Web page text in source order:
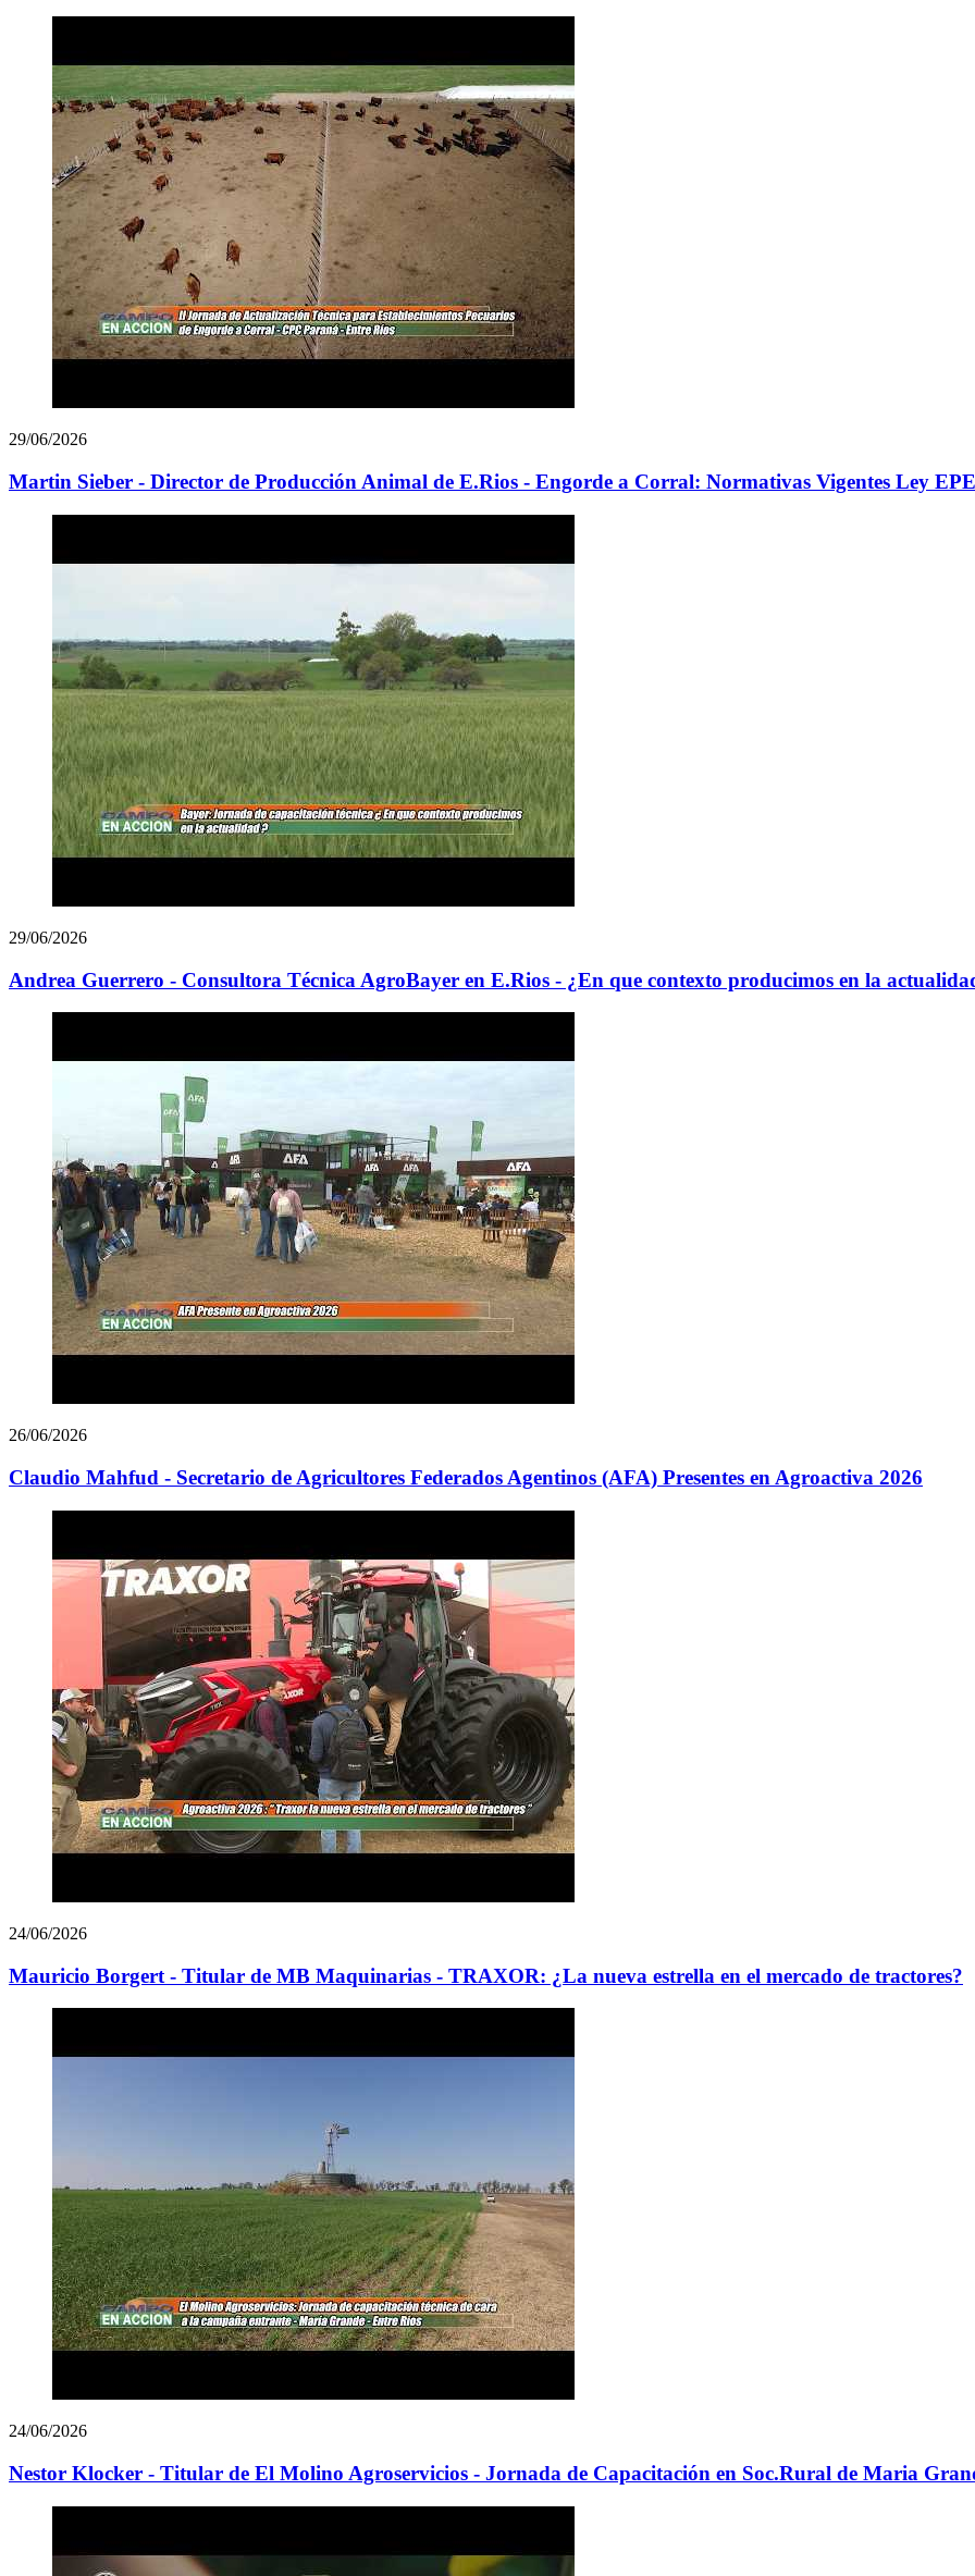
29/06/2026
Martin Sieber - Director de Producción Animal de E.Rios - Engorde a Corral: Normativas Vigentes Ley
29/06/2026
Andrea Guerrero - Consultora Técnica AgroBayer en E.Rios - ¿En que contexto producimos en la
26/06/2026
Claudio Mahfud - Secretario de Agricultores Federados Agentinos (AFA) Presentes en Agroactiva 2026
24/06/2026
Mauricio Borgert - Titular de MB Maquinarias - TRAXOR: ¿La nueva estrella en el mercado de tractores?
24/06/2026
Nestor Klocker - Titular de El Molino Agroservicios - Jornada de Capacitación en Soc.Rural de Maria